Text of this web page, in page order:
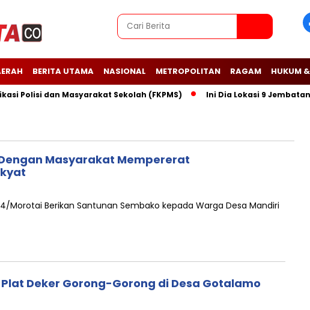
BERITA UTAMA NASIONAL METROPOLITAN RAGAM HUKUM
dan Masyarakat Sekolah (FKPMS) Ini Dia Lokasi 9 Jembatan
Masyarakat Mempererat
Morotai Berikan Santunan Sembako kepada Warga Desa Mandiri
Deker Gorong-Gorong di Desa Gotalamo